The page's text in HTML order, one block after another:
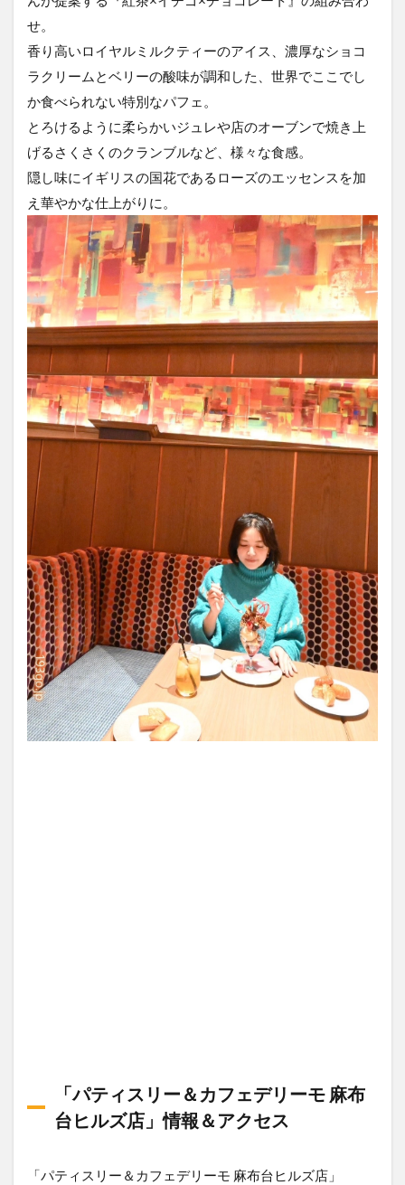
せ。
香り高いロイヤルミルクティーのアイス、濃厚なショコ
ラクリームとベリーの酸味が調和した、世界でここでし
か食べられない特別なパフェ。
とろけるように柔らかいジュレや店のオーブンで焼き上
げるさくさくのクランブルなど、様々な食感。
隠し味にイギリスの国花であるローズのエッセンスを加
え華やかな仕上がりに。
「パティスリー＆カフェデリーモ 麻布
台ヒルズ店」情報＆アクセス
「パティスリー＆カフェデリーモ 麻布台ヒルズ店」